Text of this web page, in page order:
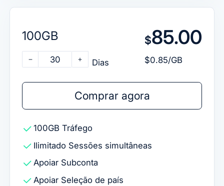
100GB
30 Dias
$85.00
$0.85/GB
Comprar agora
100GB Tráfego
Ilimitado Sessões simultâneas
Apoiar Subconta
Apoiar Seleção de país